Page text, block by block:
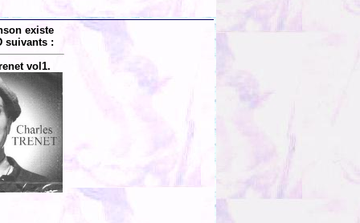
existe
suivants :
vol1.